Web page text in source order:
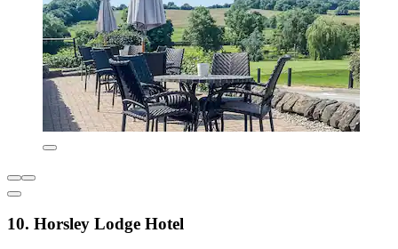
10. Horsley Lodge Hotel